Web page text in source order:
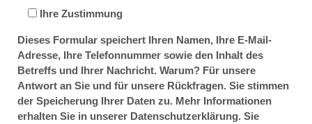
Ihre Zustimmung
Dieses Formular speichert Ihren Namen, Ihre E-Mail-
Adresse, Ihre Telefonnummer sowie den Inhalt des
Betreffs und Ihrer Nachricht. Warum? Für unsere
Antwort an Sie und für unsere Rückfragen. Sie stimmen
der Speicherung Ihrer Daten zu. Mehr Informationen
erhalten Sie in unserer Datenschutzerklärung. Sie